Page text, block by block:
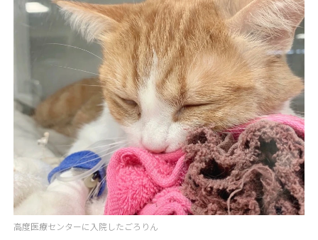
高度医療センターに入院したごろりん